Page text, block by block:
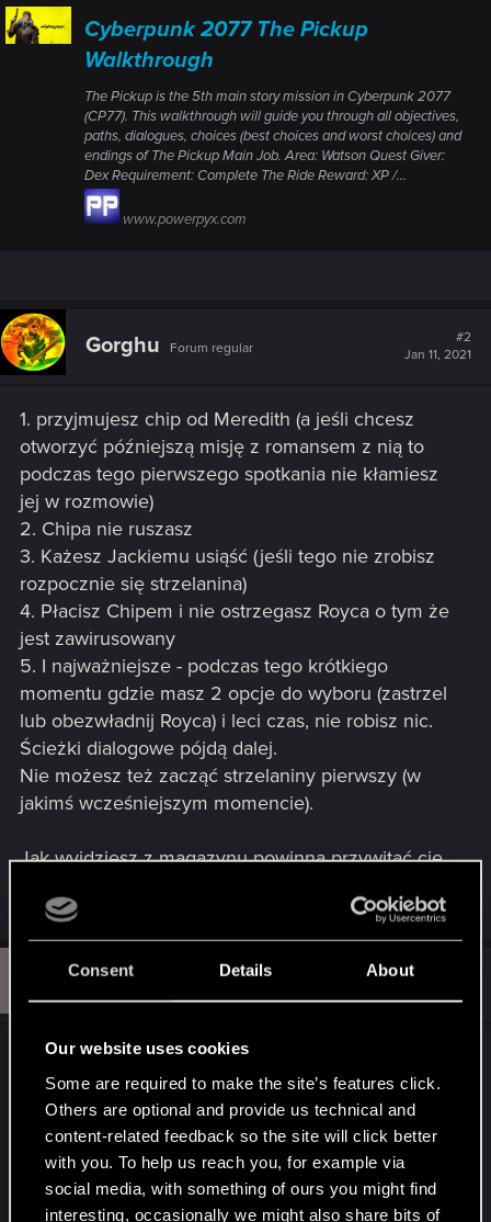
Consent Details About
Our website uses cookies
Some are required to make the site’s features click.
Others are optional and provide us technical and
content-related feedback so the site will click better
with you. To help us reach you, for example via
social media, with something of ours you might find
interesting, occasionally we might also share bits of
Cyberpunk 2077 The Pickup
Walkthrough
The Pickup is the 5th main story mission in Cyberpunk 2077
(CP77). This walkthrough will guide you through all objectives,
paths, dialogues, choices (best choices and worst choices) and
endings of The Pickup Main Job. Area: Watson Quest Giver:
Dex Requirement: Complete The Ride Reward: XP /...
www.powerpyx.com
Gorghu Forum regular
#2
Jan 11, 2021
1. przyjmujesz chip od Meredith (a jeśli chcesz
otworzyć późniejszą misję z romansem z nią to
podczas tego pierwszego spotkania nie kłamiesz
jej w rozmowie)
2. Chipa nie ruszasz
3. Każesz Jackiemu usiąść (jeśli tego nie zrobisz
rozpocznie się strzelanina)
4. Płacisz Chipem i nie ostrzegasz Royca o tym że
jest zawirusowany
5. I najważniejsze - podczas tego krótkiego
momentu gdzie masz 2 opcje do wyboru (zastrzel
lub obezwładnij Royca) i leci czas, nie robisz nic.
Ścieżki dialogowe pójdą dalej.
Nie możesz też zacząć strzelaniny pierwszy (w
jakimś wcześniejszym momencie).
Jak wyjdziesz z magazynu powinna przywitać cię
KamilosD
I rozumiem, że to jedyna droga do spotkania
Meredith? Każda inna kombinacja odpada? Czy w
przypadku moich wyborów wystarczyłoby żebym
nie obezwładniał, ale zabił Royce'a, pomimo tego,
że mam przy sobie odwirusowany chip?
Halo, halo CDPR, ktoś rozwiałby te wątpliwości?